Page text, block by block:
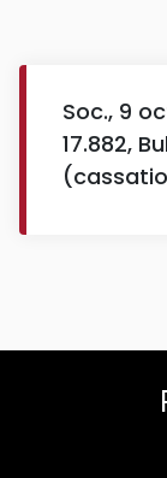
Soc., 9
17.882,